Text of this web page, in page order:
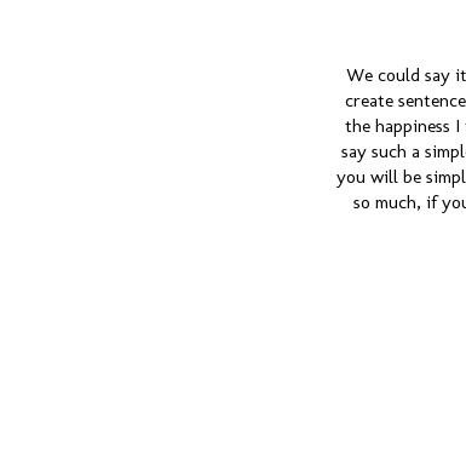
We could say
create
the happiness
say such a
you will be
so much, if